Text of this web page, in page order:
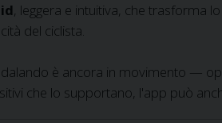
, leggera e intuitiva, che trasforma
del ciclista.
è ancora in movimento —
che lo supportano, l'app può